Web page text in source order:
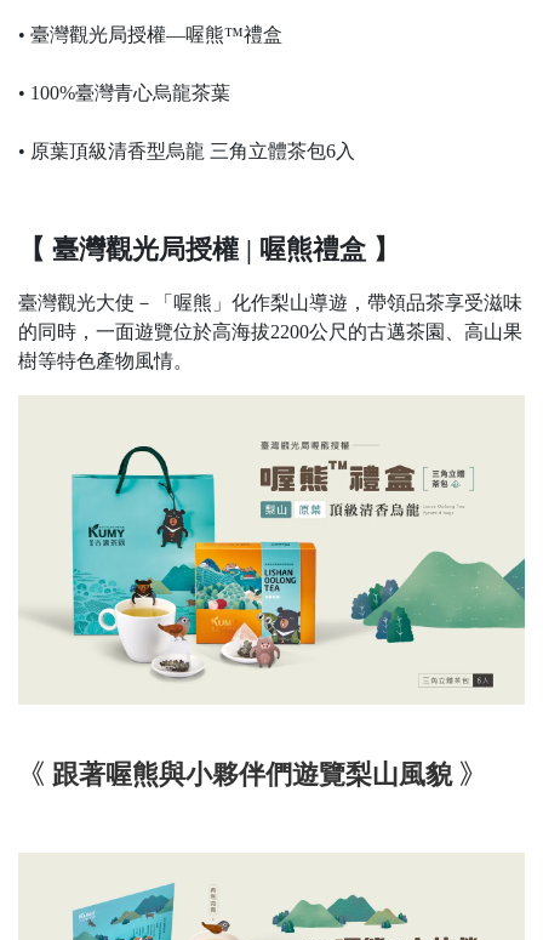
• 臺灣觀光局授權—喔熊™禮盒
• 100%臺灣青心烏龍茶葉
• 原葉頂級清香型烏龍 三角立體茶包6入
【 臺灣觀光局授權 | 喔熊禮盒 】
臺灣觀光大使－「喔熊」化作梨山導遊，帶領品茶享受滋味
的同時，一面遊覽位於高海拔2200公尺的古邁茶園、高山果
樹等特色產物風情。
《 跟著喔熊與小夥伴們遊覽梨山風貌 》